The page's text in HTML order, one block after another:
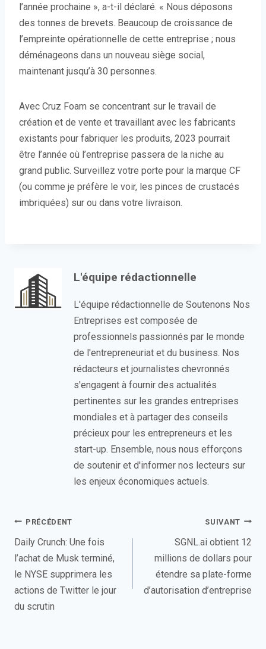
l’année prochaine », a-t-il déclaré. « Nous déposons
des tonnes de brevets. Beaucoup de croissance de
l’empreinte opérationnelle de cette entreprise ; nous
déménageons dans un nouveau siège social,
maintenant jusqu’à 30 personnes.
Avec Cruz Foam se concentrant sur le travail de
création et de vente et travaillant avec les fabricants
existants pour fabriquer les produits, 2023 pourrait
être l’année où l’entreprise passera de la niche au
grand public. Surveillez votre porte pour la marque CF
(ou comme je préfère le voir, les pinces de crustacés
imbriquées) sur ou dans votre livraison.
L'équipe rédactionnelle
L'équipe rédactionnelle de Soutenons Nos
Entreprises est composée de
professionnels passionnés par le monde
de l'entrepreneuriat et du business. Nos
rédacteurs et journalistes chevronnés
s'engagent à fournir des actualités
pertinentes sur les grandes entreprises
mondiales et à partager des conseils
précieux pour les entrepreneurs et les
start-up. Ensemble, nous nous efforçons
de soutenir et d'informer nos lecteurs sur
les enjeux économiques actuels.
Navigation
de
l’article
PRÉCÉDENT
Daily Crunch: Une fois
l’achat de Musk terminé,
le NYSE supprimera les
actions de Twitter le jour
du scrutin
SUIVANT
SGNL.ai obtient 12
millions de dollars pour
étendre sa plate-forme
d’autorisation d’entreprise